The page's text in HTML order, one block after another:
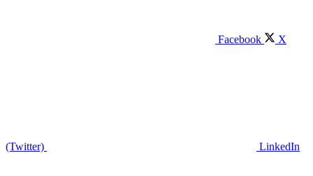
Facebook X
(Twitter) LinkedIn